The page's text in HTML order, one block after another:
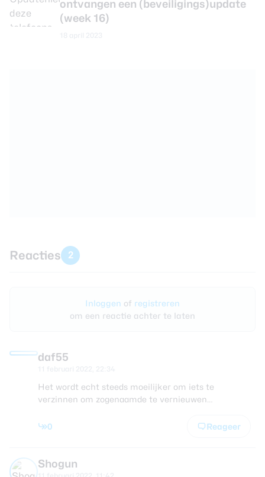
ontvangen een (beveiligings)update
(week 16)
Reacties 2
Inloggen of registreren
om een reactie achter te laten
daf55
Het wordt echt steeds moeilijker om iets te
verzinnen om zogenaamde te vernieuwen…
0 Reageer
Shogun